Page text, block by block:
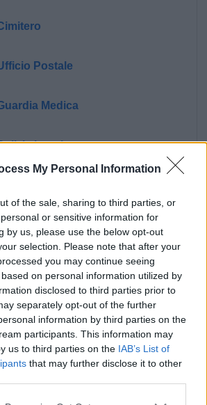
My Personal Information
of the sale, sharing to third parties, or
or sensitive information for
by us, please use the below opt-out
selection. Please note that after your
you may continue seeing
on personal information utilized by
disclosed to third parties prior to
separately opt-out of the further
information by third parties on the
participants. This information may
us to third parties on the IAB’s List of
that may further disclose it to other
Postale
Medica
Locale
illuminazione